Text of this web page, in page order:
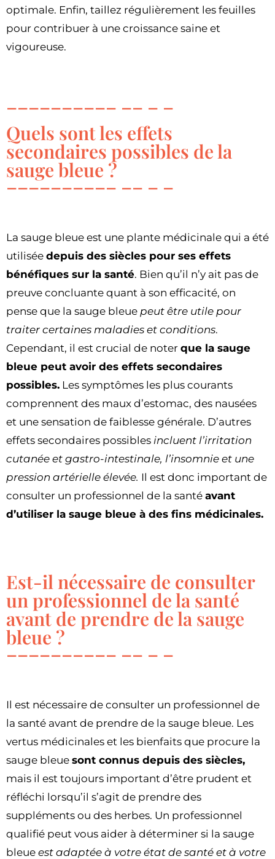
optimale. Enfin, taillez régulièrement les feuilles
pour contribuer à une croissance saine et
vigoureuse.
Quels sont les effets
secondaires possibles de la
sauge bleue ?
La sauge bleue est une plante médicinale qui a été
utilisée depuis des siècles pour ses effets
bénéfiques sur la santé. Bien qu’il n’y ait pas de
preuve concluante quant à son efficacité, on
pense que la sauge bleue peut être utile pour
traiter certaines maladies et conditions.
Cependant, il est crucial de noter que la sauge
bleue peut avoir des effets secondaires
possibles. Les symptômes les plus courants
comprennent des maux d’estomac, des nausées
et une sensation de faiblesse générale. D’autres
effets secondaires possibles incluent l’irritation
cutanée et gastro-intestinale, l’insomnie et une
pression artérielle élevée. Il est donc important de
consulter un professionnel de la santé avant
d’utiliser la sauge bleue à des fins médicinales.
Est-il nécessaire de consulter
un professionnel de la santé
avant de prendre de la sauge
bleue ?
Il est nécessaire de consulter un professionnel de
la santé avant de prendre de la sauge bleue. Les
vertus médicinales et les bienfaits que procure la
sauge bleue sont connus depuis des siècles,
mais il est toujours important d’être prudent et
réfléchi lorsqu’il s’agit de prendre des
suppléments ou des herbes. Un professionnel
qualifié peut vous aider à déterminer si la sauge
bleue est adaptée à votre état de santé et à votre